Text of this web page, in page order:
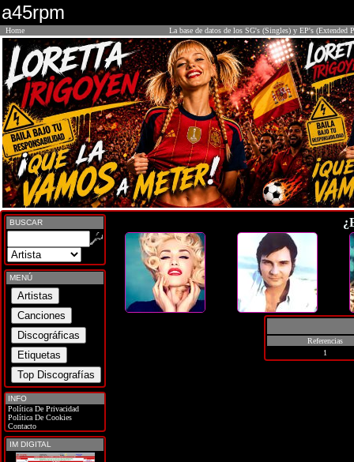
a45rpm
Home La base de datos de los SG's (Singles) y EP's (Extended
BUSCAR
MENÚ
INFO
Política De Privacidad
Política De Cookies
Contacto
IM DIGITAL
Referencias
1